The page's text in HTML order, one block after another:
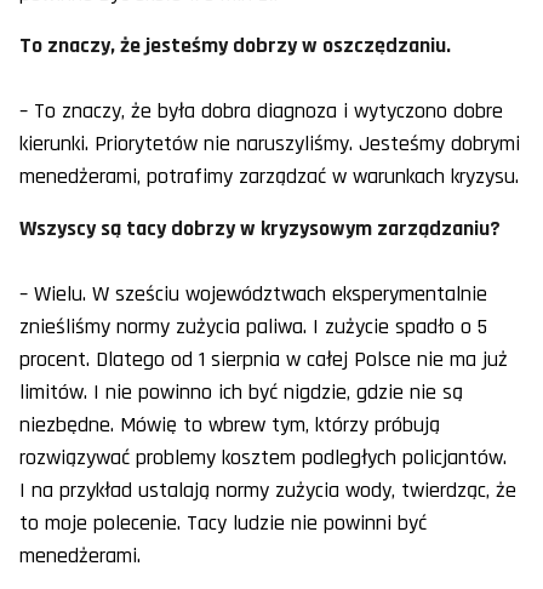
To znaczy, że jesteśmy dobrzy w oszczędzaniu.
– To znaczy, że była dobra diagnoza i wytyczono dobre
kierunki. Priorytetów nie naruszyliśmy. Jesteśmy dobrymi
menedżerami, potrafimy zarządzać w warunkach kryzysu.
Wszyscy są tacy dobrzy w kryzysowym zarządzaniu?
– Wielu. W sześciu województwach eksperymentalnie
znieśliśmy normy zużycia paliwa. I zużycie spadło o 5
procent. Dlatego od 1 sierpnia w całej Polsce nie ma już
limitów. I nie powinno ich być nigdzie, gdzie nie są
niezbędne. Mówię to wbrew tym, którzy próbują
rozwiązywać problemy kosztem podległych policjantów.
I na przykład ustalają normy zużycia wody, twierdząc, że
to moje polecenie. Tacy ludzie nie powinni być
menedżerami.